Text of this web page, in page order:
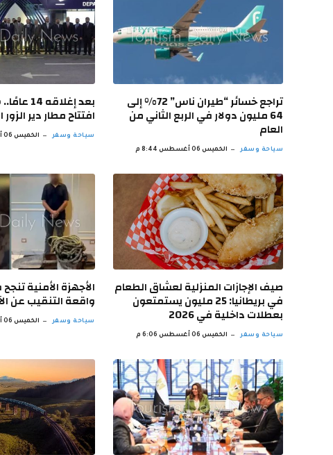
تراجع خسائر “طيران ناس” 72% إلى
64 مليون دولار في الربع الثاني من
العام
سياحة وسفر الخميس 06 أغسطس 8:44 م
بعد
افتتاح مطار دير
سياحة وسفر الخميس 06 أغسطس 7:43 م
صيف الإجازات المنزلية لعشاق الطعام
في بريطانيا: 25 مليون يستمتعون
بعطلات داخلية في 2026
سياحة وسفر الخميس 06 أغسطس 6:06 م
الأجهزة الأمنية
واقعة التنقيب عن
سياحة وسفر الخميس 06 أغسطس 5:41 م